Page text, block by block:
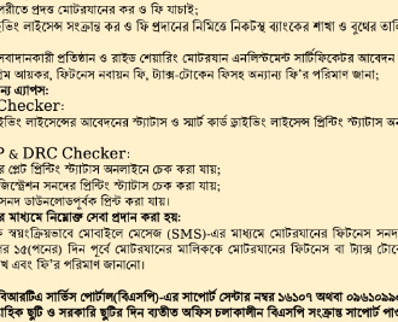
ট্রাস্টি বোর্ড সার্টিফিকেট ডাউনলোড করতে এখানে ক্লিক করুন
ই-ফিটনেস ফলাফল (VIC) দেখতে এখানে ক্লিক করুন